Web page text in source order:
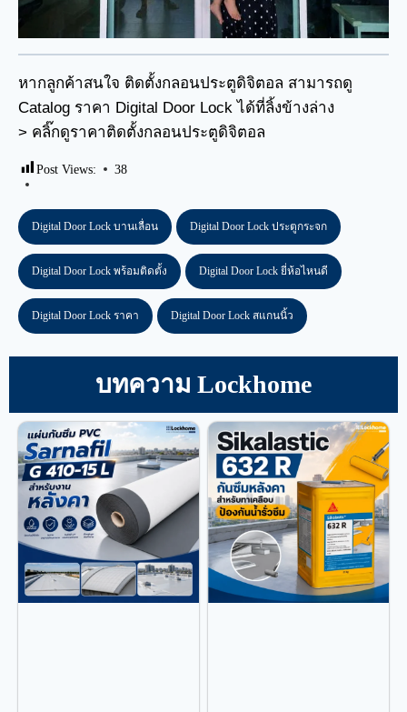
หากลูกค้าสนใจ ติดตั้งกลอนประตูดิจิตอล สามารถดู
Catalog ราคา Digital Door Lock ได้ที่ลิ้งข้างล่าง
> คลิ๊กดูราคาติดตั้งกลอนประตูดิจิตอล
Post Views: 38
Digital Door Lock บานเลื่อน Digital Door Lock ประตูกระจก
Digital Door Lock พร้อมติดตั้ง Digital Door Lock ยี่ห้อไหนดี
Digital Door Lock ราคา Digital Door Lock สแกนนิ้ว
บทความ Lockhome